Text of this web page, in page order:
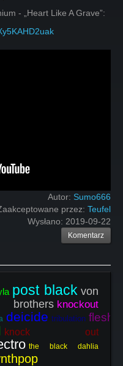
- „Heart Like A Grave”:
Autor: Sumo666
przez: Teufel
Wysłano: 2019-09-22
Komentarz
post black von
knockout
deicide tribulation
knock out
the black dahlia